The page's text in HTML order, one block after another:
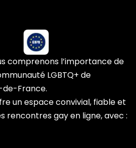
comprenons l’importance de
LGBTQ+ de
de-France.
un espace convivial, fiable et
rencontres gay en ligne, avec :